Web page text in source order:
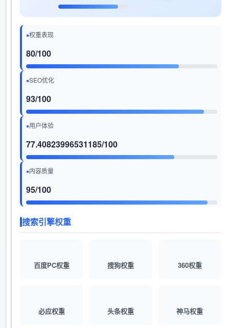
权重表现
80/100
SEO优化
93/100
用户体验
77.40823996531185/100
内容质量
95/100
搜索引擎权重
百度PC权重 搜狗权重 360权重
必应权重 头条权重 神马权重